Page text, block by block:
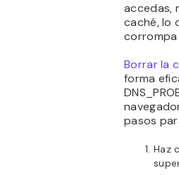
accedas,
caché, lo
corrompa
Borrar la
forma
pasos
Haz